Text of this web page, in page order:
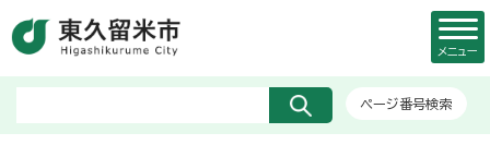
ページ番号検索
メニュー